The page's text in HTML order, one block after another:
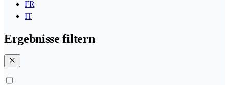
FR
IT
Ergebnisse filtern